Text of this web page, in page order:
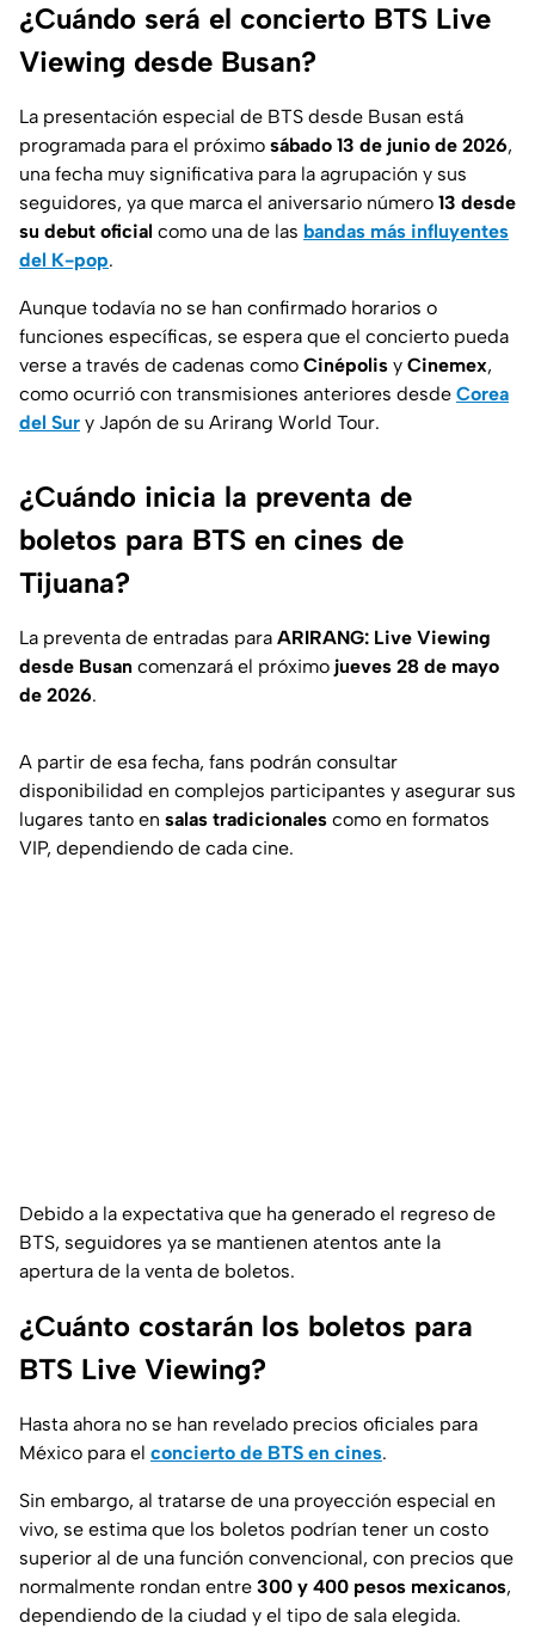
¿Cuándo será el concierto BTS Live
Viewing desde Busan?
La presentación especial de BTS desde Busan está
programada para el próximo sábado 13 de junio de 2026,
una fecha muy significativa para la agrupación y sus
seguidores, ya que marca el aniversario número 13 desde
su debut oficial como una de las bandas más influyentes
del K-pop.
Aunque todavía no se han confirmado horarios o
funciones específicas, se espera que el concierto pueda
verse a través de cadenas como Cinépolis y Cinemex,
como ocurrió con transmisiones anteriores desde Corea
del Sur y Japón de su Arirang World Tour.
¿Cuándo inicia la preventa de
boletos para BTS en cines de
Tijuana?
La preventa de entradas para ARIRANG: Live Viewing
desde Busan comenzará el próximo jueves 28 de mayo
de 2026.
A partir de esa fecha, fans podrán consultar
disponibilidad en complejos participantes y asegurar sus
lugares tanto en salas tradicionales como en formatos
VIP, dependiendo de cada cine.
Debido a la expectativa que ha generado el regreso de
BTS, seguidores ya se mantienen atentos ante la
apertura de la venta de boletos.
¿Cuánto costarán los boletos para
BTS Live Viewing?
Hasta ahora no se han revelado precios oficiales para
México para el concierto de BTS en cines.
Sin embargo, al tratarse de una proyección especial en
vivo, se estima que los boletos podrían tener un costo
superior al de una función convencional, con precios que
normalmente rondan entre 300 y 400 pesos mexicanos,
dependiendo de la ciudad y el tipo de sala elegida.